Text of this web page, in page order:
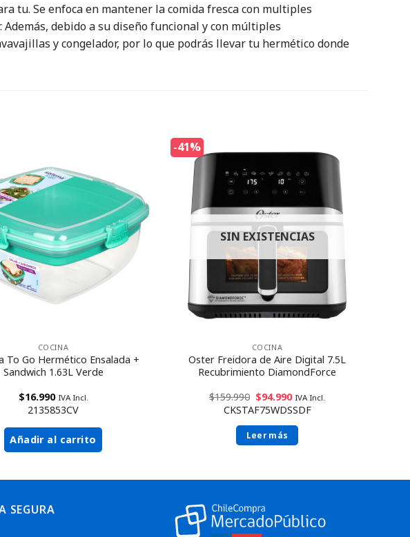
tu. Se enfoca en mantener la comida fresca con multiples
debido a su diseño funcional y con múltiples
y congelador, por lo que podrás llevar tu hermético donde
COCINA
To Go Hermético Ensalada +
Sandwich 1.63L Verde
$16.990 IVA Incl.
2135853CV
Añadir al carrito
-41%
SIN EXISTENCIAS
COCINA
Oster Freidora de Aire Digital 7.5L
Recubrimiento DiamondForce
$159.990 $94.990 IVA Incl.
CKSTAF75WDSSDF
Leer más
SEGURA